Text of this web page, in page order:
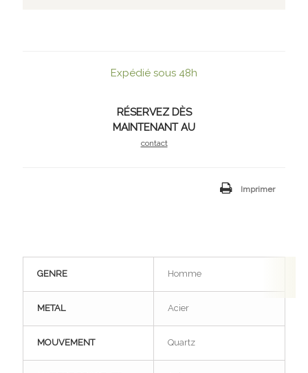
Expédié sous 48h
RÉSERVEZ DÈS
MAINTENANT AU
contact
Imprimer
GENRE Homme
METAL Acier
MOUVEMENT Quartz